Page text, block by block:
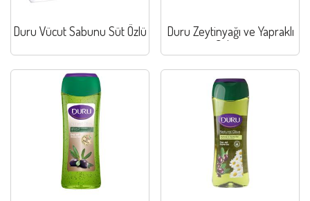
Duru Vücut Sabunu Süt Özlü
Duru Zeytinyağı ve Yapraklı
Sabun